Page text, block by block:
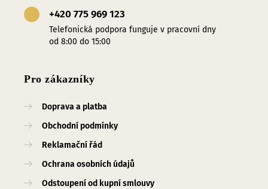
+420 775 969 123
Telefonická podpora funguje v pracovní dny
od 8:00 do 15:00
Pro zákazníky
Doprava a platba
Obchodní podmínky
Reklamační řád
Ochrana osobních údajů
Odstoupení od kupní smlouvy